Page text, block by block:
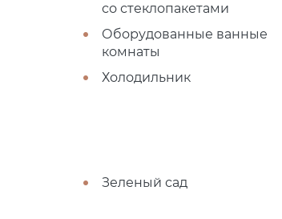
со стеклопакетами
Оборудованные ванные
комнаты
Холодильник
Зеленый сад